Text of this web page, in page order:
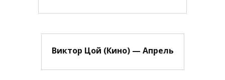
Виктор Цой (Кино) — Апрель